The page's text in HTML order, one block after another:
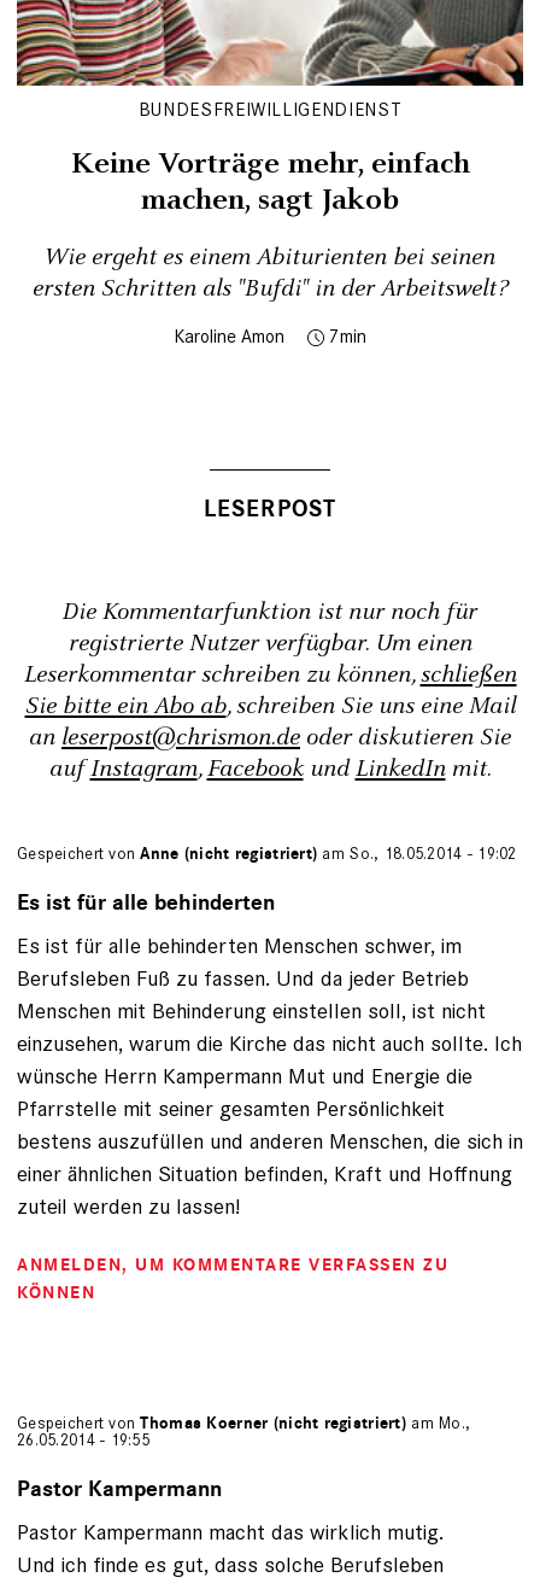
BUNDESFREIWILLIGENDIENST
Keine Vorträge mehr, einfach
machen, sagt Jakob
Wie ergeht es einem Abiturienten bei seinen
ersten Schritten als "Bufdi" in der Arbeitswelt?
Karoline Amon 7
Die Kommentarfunktion ist nur noch für
registrierte Nutzer verfügbar. Um einen
Leserkommentar schreiben zu können,schließen
Sie bitte ein Abo ab, schreiben Sie uns eine Mail
an leserpost@chrismon.de oder diskutieren Sie
aufInstagram,FacebookundLinkedInmit.
Gespeichert vonAnne (nicht registriert) am So., 18.05.2014 - 19:02
Es ist für alle behinderten
Es ist für alle behinderten Menschen schwer, im
Berufsleben Fuß zu fassen. Und da jeder Betrieb
Menschen mit Behinderung einstellen soll, ist nicht
einzusehen, warum die Kirche das nicht auch sollte. Ich
wünsche Herrn Kampermann Mut und Energie die
Pfarrstelle mit seiner gesamten Persönlichkeit
bestens auszufüllen und anderen Menschen, die sich in
einer ähnlichen Situation befinden, Kraft und Hoffnung
zuteil werden zu lassen!
ANMELDEN, UM KOMMENTARE VERFASSEN ZU
KÖNNEN
Gespeichert vonThomas Koerner (nicht registriert) am Mo.,
26.05.2014 - 19:55
Pastor Kampermann
Pastor Kampermann macht das wirklich mutig.
Und ich finde es gut, dass solche Berufsleben